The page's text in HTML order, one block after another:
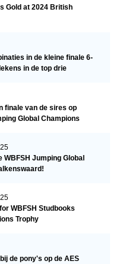
Gold at 2024 British
in de kleine finale 6-
in de top drie
finale van de sires op
Global Champions
Jumping Global
WBFSH Studbooks
Trophy
de pony's op de AES